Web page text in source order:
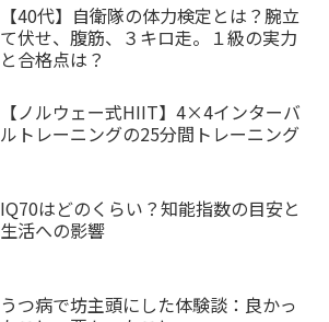
【40代】自衛隊の体力検定とは？腕立
て伏せ、腹筋、３キロ走。１級の実力
と合格点は？
【ノルウェー式HIIT】4×4インターバ
ルトレーニングの25分間トレーニング
IQ70はどのくらい？知能指数の目安と
生活への影響
うつ病で坊主頭にした体験談：良かっ